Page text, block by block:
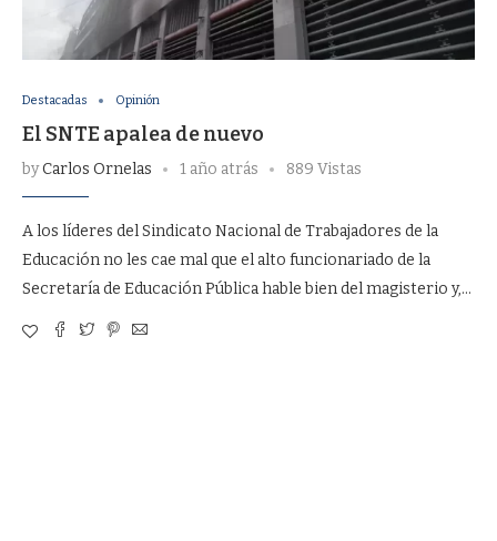
Destacadas Opinión
El SNTE apalea de nuevo
byCarlos Ornelas 1 año atrás 889 Vistas
A los líderes del Sindicato Nacional de Trabajadores de la
Educación no les cae mal que el alto funcionariado de la
Secretaría de Educación Pública hable bien del magisterio y,…